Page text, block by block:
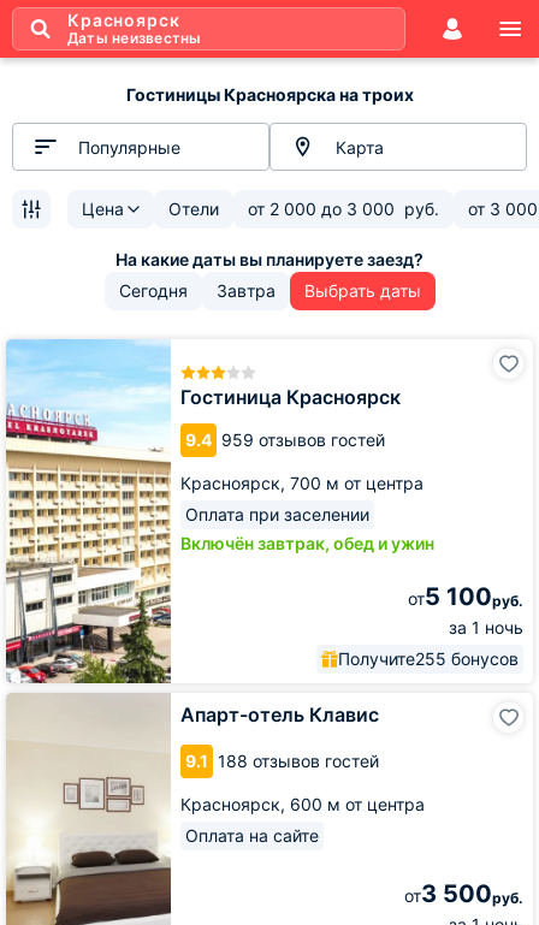
Красноярск
Даты неизвестны
Гостиницы Красноярска на троих
Популярные Карта
Цена Отели от 2 000 до 3 000 руб. от 3 000
Сегодня Завтра Выбрать даты
Гостиница Красноярск
9.4 959 отзывов гостей
Красноярск, 700 м от центра
Оплата при заселении
Включён завтрак, обед и ужин
от5 100руб.
за 1 ночь
Получите255 бонусов
Гостиница
Красноярск
Апарт-отель Клавис
9.1 188 отзывов гостей
Красноярск, 600 м от центра
Оплата на сайте
от3 500руб.
Апарт-